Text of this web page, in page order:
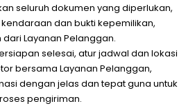
seluruh dokumen yang diperlukan,
dan bukti kepemilikan,
Layanan Pelanggan.
selesai, atur jadwal dan lokasi
bersama Layanan Pelanggan,
dengan jelas dan tepat guna untuk
pengiriman.